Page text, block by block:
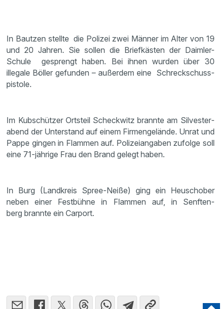
In Bautzen stellte die Polizei zwei Männer im Alter von 19
und 20 Jahren. Sie sollen die Brief­kästen der Daimler-
Schule gesprengt haben. Bei ihnen wurden über 30
illegale Böller gefunden – außerdem eine Schreck­schuss­
pis­tole.
Im Kubschützer Ortsteil Scheck­witz brannte am Silves­ter­
abend der Unter­stand auf einem Firmen­ge­lände. Unrat und
Pappe gingen in Flammen auf. Polizei­an­gaben zufolge soll
eine 71-jährige Frau den Brand gelegt haben.
In Burg (Landkreis Spree-Neiße) ging ein Heuschober
neben einer Festbühne in Flammen auf, in Senften­
berg brannte ein Carport.